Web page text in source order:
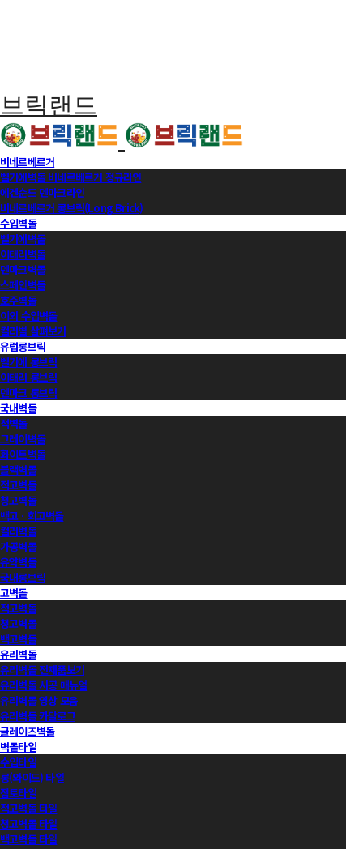
브릭랜드
비네르베르거
벨기에벽돌 비네르베르거 정규라인
에겐순드 덴마크라인
비네르베르거 롱브릭(Long Brick)
수입벽돌
벨기에벽돌
이태리벽돌
덴마크벽돌
스페인벽돌
호주벽돌
이외 수입벽돌
컬러별 살펴보기
유럽롱브릭
벨기에 롱브릭
이태리 롱브릭
덴마크 롱브릭
국내벽돌
적벽돌
그레이벽돌
화이트벽돌
블랙벽돌
적고벽돌
청고벽돌
백고ㆍ회고벽돌
컬러벽돌
가공벽돌
유약벽돌
국내롱브릭
고벽돌
적고벽돌
청고벽돌
백고벽돌
유리벽돌
유리벽돌 전제품보기
유리벽돌 시공 매뉴얼
유리벽돌 영상 모음
유리벽돌 카달로그
글레이즈벽돌
벽돌타일
수입타일
롱(와이드) 타일
점토타일
적고벽돌 타일
청고벽돌 타일
백고벽돌 타일